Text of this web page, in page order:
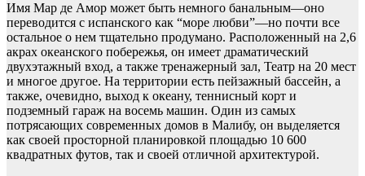
Имя Мар де Амор может быть немного банальным—оно
переводится с испанского как “море любви”—но почти все
остальное о нем тщательно продумано. Расположенный на 2,6
акрах океанского побережья, он имеет драматический
двухэтажный вход, а также тренажерный зал, Театр на 20 мест
и многое другое. На территории есть пейзажный бассейн, а
также, очевидно, выход к океану, теннисный корт и
подземный гараж на восемь машин. Один из самых
потрясающих современных домов в Малибу, он выделяется
как своей просторной планировкой площадью 10 600
квадратных футов, так и своей отличной архитектурой.